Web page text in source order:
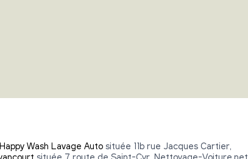
Happy Wash Lavage Auto située 11b rue Jacques Cartier,
située 7 route de Saint-Cyr. Nettoyage-Voiture.net